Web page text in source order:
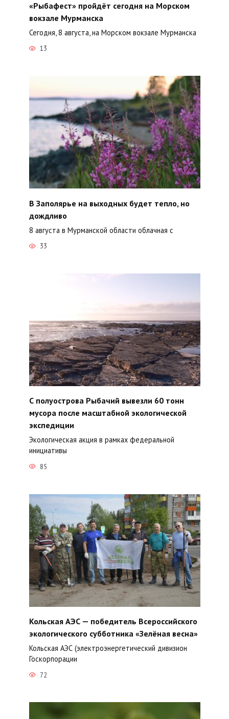
«Рыбафест» пройдёт сегодня на Морском
вокзале Мурманска
Сегодня, 8 августа, на Морском вокзале Мурманска
13
В Заполярье на выходных будет тепло, но
дождливо
8 августа в Мурманской области облачная с
33
С полуострова Рыбачий вывезли 60 тонн
мусора после масштабной экологической
экспедиции
Экологическая акция в рамках федеральной
инициативы
85
Кольская АЭС — победитель Всероссийского
экологического субботника «Зелёная весна»
Кольская АЭС (электроэнергетический дивизион
Госкорпорации
72